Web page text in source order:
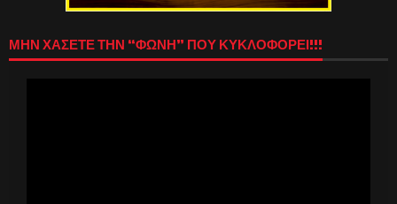
ΜΗΝ ΧΑΣΕΤΕ ΤΗΝ “ΦΩΝΗ” ΠΟΥ ΚΥΚΛΟΦΟΡΕΙ!!!